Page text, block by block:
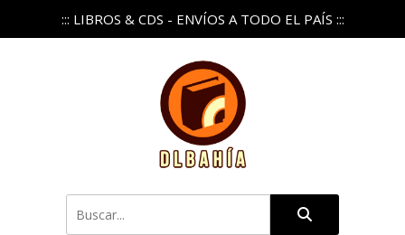
::: LIBROS & CDS - ENVÍOS A TODO EL PAÍS :::